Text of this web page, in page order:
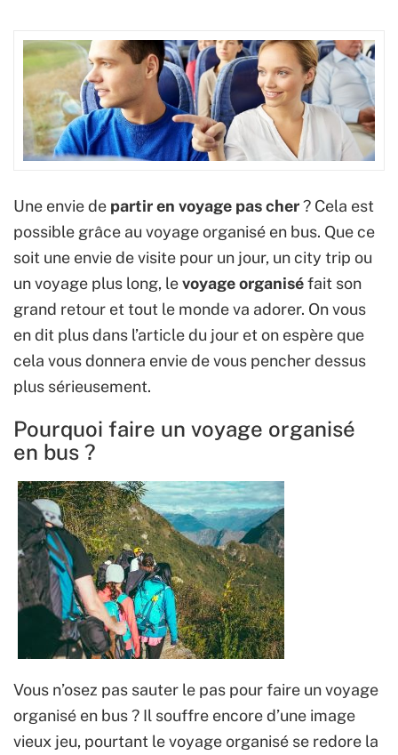
Une envie de partir en voyage pas cher? Cela est
possible grâce au voyage organisé en bus. Que ce
soit une envie de visite pour un jour, un city trip ou
un voyage plus long, levoyage organiséfait son
grand retour et tout le monde va adorer. On vous
en dit plus dans l’article du jour et on espère que
cela vous donnera envie de vous pencher dessus
plus sérieusement.
Pourquoi faire un voyage organisé
en bus ?
Vous n’osez pas sauter le pas pour faire un voyage
organisé en bus ? Il souffre encore d’une image
vieux jeu, pourtant le voyage organisé se redore la